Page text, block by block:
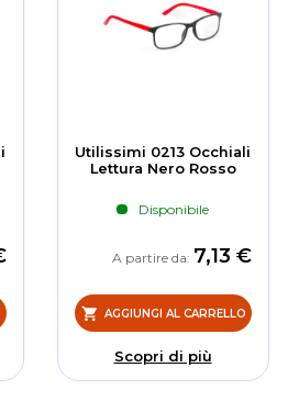
Utilissimi 0213 Occhiali
Lettura Nero Rosso
Disponibile
A partire da 7,13 €
AGGIUNGI AL CARRELLO
Scopri di più